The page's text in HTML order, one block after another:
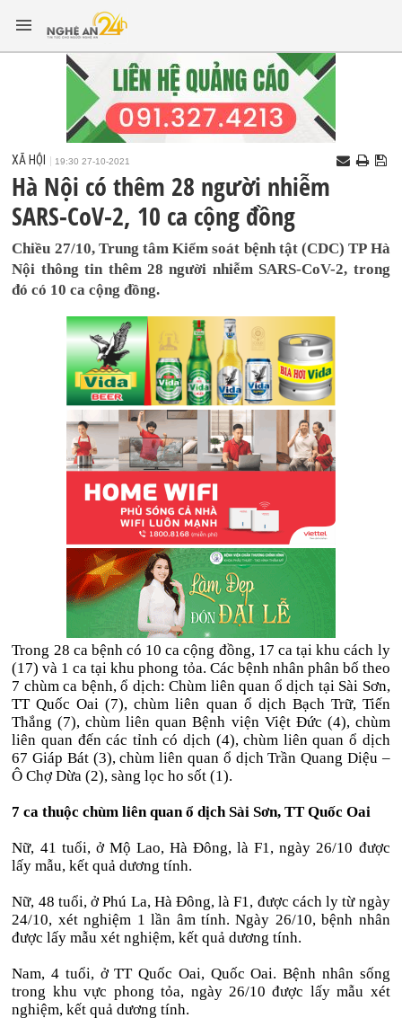
XÃ HỘI 19:30 27-10-2021
Hà Nội có thêm 28 người nhiễm
SARS-CoV-2, 10 ca cộng đồng
Chiều 27/10, Trung tâm Kiểm soát bệnh tật (CDC) TP Hà
Nội thông tin thêm 28 người nhiễm SARS-CoV-2, trong
đó có 10 ca cộng đồng.
Trong 28 ca bệnh có 10 ca cộng đồng, 17 ca tại khu cách ly
(17) và 1 ca tại khu phong tỏa. Các bệnh nhân phân bố theo
7 chùm ca bệnh, ổ dịch: Chùm liên quan ổ dịch tại Sài Sơn,
TT Quốc Oai (7), chùm liên quan ổ dịch Bạch Trữ, Tiến
Thắng (7), chùm liên quan Bệnh viện Việt Đức (4), chùm
liên quan đến các tỉnh có dịch (4), chùm liên quan ổ dịch
67 Giáp Bát (3), chùm liên quan ổ dịch Trần Quang Diệu –
Ô Chợ Dừa (2), sàng lọc ho sốt (1).
7 ca thuộc chùm liên quan ổ dịch Sài Sơn, TT Quốc Oai
Nữ, 41 tuổi, ở Mộ Lao, Hà Đông, là F1, ngày 26/10 được
lấy mẫu, kết quả dương tính.
Nữ, 48 tuổi, ở Phú La, Hà Đông, là F1, được cách ly từ ngày
24/10, xét nghiệm 1 lần âm tính. Ngày 26/10, bệnh nhân
được lấy mẫu xét nghiệm, kết quả dương tính.
Nam, 4 tuổi, ở TT Quốc Oai, Quốc Oai. Bệnh nhân sống
trong khu vực phong tỏa, ngày 26/10 được lấy mẫu xét
nghiệm, kết quả dương tính.